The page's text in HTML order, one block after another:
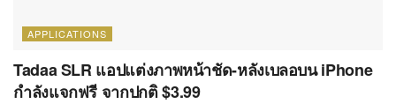
APPLICATIONS
Tadaa SLR แอปแต่งภาพหน้าชัด-หลังเบลอบน iPhone
กำลังแจกฟรี จากปกติ $3.99